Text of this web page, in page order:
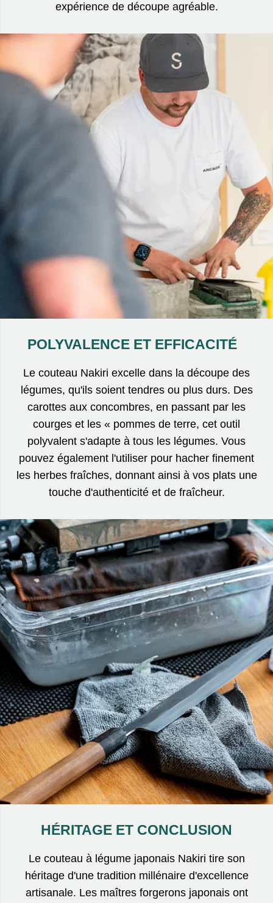
expérience de découpe agréable.
POLYVALENCE ET EFFICACITÉ
Le couteau Nakiri excelle dans la découpe des
légumes, qu'ils soient tendres ou plus durs. Des
carottes aux concombres, en passant par les
courges et les « pommes de terre, cet outil
polyvalent s'adapte à tous les légumes. Vous
pouvez également l'utiliser pour hacher finement
les herbes fraîches, donnant ainsi à vos plats une
touche d'authenticité et de fraîcheur.
HÉRITAGE ET CONCLUSION
Le couteau à légume japonais Nakiri tire son
héritage d'une tradition millénaire d'excellence
artisanale. Les maîtres forgerons japonais ont